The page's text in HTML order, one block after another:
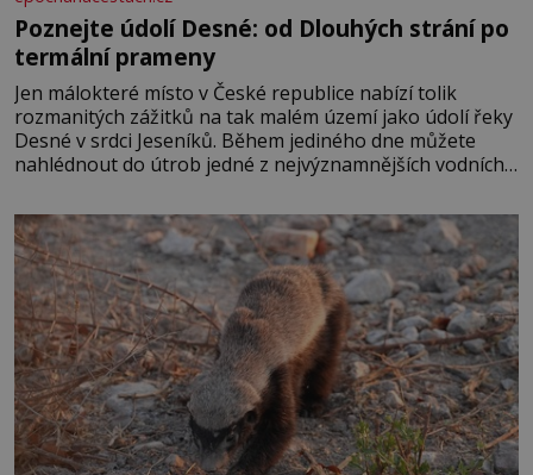
Poznejte údolí Desné: od Dlouhých strání po
termální prameny
Jen málokteré místo v České republice nabízí tolik
rozmanitých zážitků na tak malém území jako údolí řeky
Desné v srdci Jeseníků. Během jediného dne můžete
nahlédnout do útrob jedné z nejvýznamnějších vodních
se na koloběžce a den zakončit poznáváním památek ve
Velkých Losinách nebo v termálním